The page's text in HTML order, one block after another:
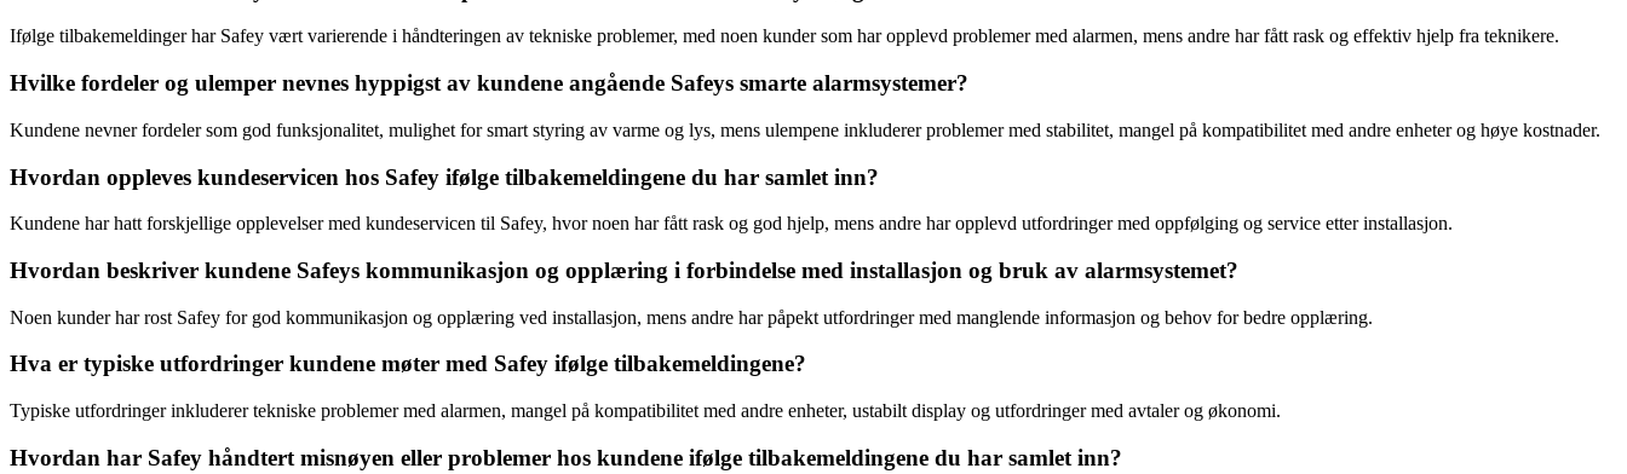
Ifølge tilbakemeldinger har Safey vært varierende i håndteringen av tekniske problemer, med noen kunder som har opplevd problemer med alarmen, mens andre har fått rask og effektiv hjelp fra teknikere.
Hvilke fordeler og ulemper nevnes hyppigst av kundene angående Safeys smarte alarmsystemer?
Kundene nevner fordeler som god funksjonalitet, mulighet for smart styring av varme og lys, mens ulempene inkluderer problemer med stabilitet, mangel på kompatibilitet med andre enheter og høye kostnader.
Hvordan oppleves kundeservicen hos Safey ifølge tilbakemeldingene du har samlet inn?
Kundene har hatt forskjellige opplevelser med kundeservicen til Safey, hvor noen har fått rask og god hjelp, mens andre har opplevd utfordringer med oppfølging og service etter installasjon.
Hvordan beskriver kundene Safeys kommunikasjon og opplæring i forbindelse med installasjon og bruk av alarmsystemet?
Noen kunder har rost Safey for god kommunikasjon og opplæring ved installasjon, mens andre har påpekt utfordringer med manglende informasjon og behov for bedre opplæring.
Hva er typiske utfordringer kundene møter med Safey ifølge tilbakemeldingene?
Typiske utfordringer inkluderer tekniske problemer med alarmen, mangel på kompatibilitet med andre enheter, ustabilt display og utfordringer med avtaler og økonomi.
Hvordan har Safey håndtert misnøyen eller problemer hos kundene ifølge tilbakemeldingene du har samlet inn?